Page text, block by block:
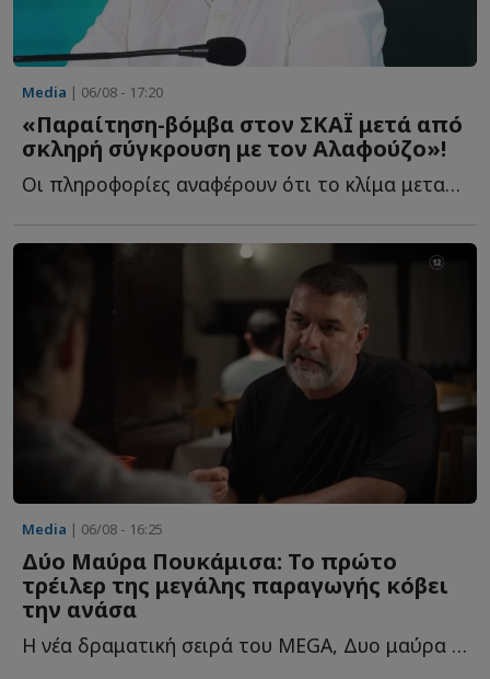
Media | 06/08 - 17:20
«Παραίτηση-βόμβα στον ΣΚΑΪ μετά από
σκληρή σύγκρουση με τον Αλαφούζο»!
Οι πληροφορίες αναφέρουν ότι το κλίμα μεταξύ των δύο α...
Media | 06/08 - 16:25
Δύο Μαύρα Πουκάμισα: Το πρώτο
τρέιλερ της μεγάλης παραγωγής κόβει
την ανάσα
Η νέα δραματική σειρά του MEGA, Δυο μαύρα πουκάμισα, έρχεται τ...